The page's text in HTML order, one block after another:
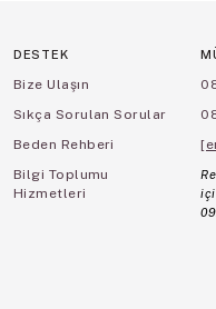
DESTEK
Bize Ulaşın
Sıkça Sorulan Sorular
Beden Rehberi
Bilgi Toplumu
Hizmetleri
içi